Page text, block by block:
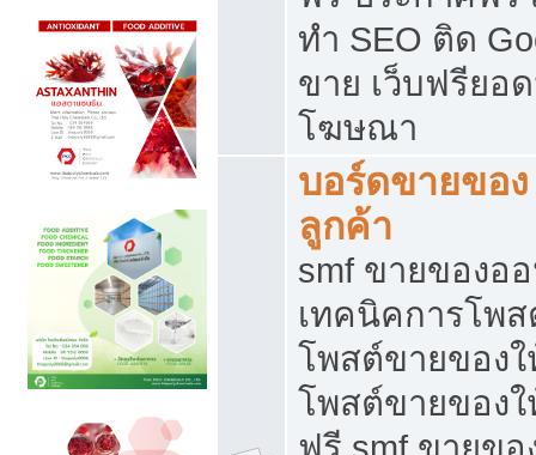
ทำ SEO ติด
ขาย เว็บฟรียอ
โฆษณา
บอร์ดขายของ
ลูกค้า
smf ขายของอ
เทคนิคการโพ
โพสต์ขายของ
โพสต์ขายของ